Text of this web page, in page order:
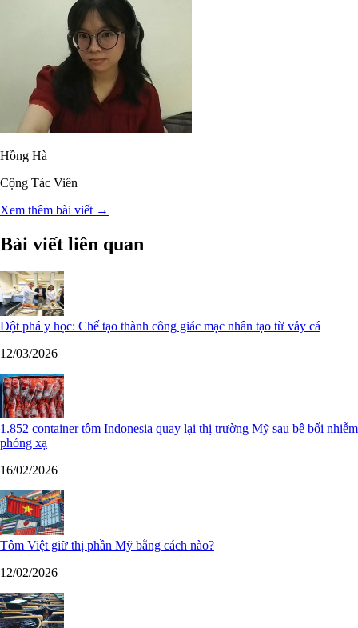
Hồng Hà
Cộng Tác Viên
Xem thêm bài viết →
Bài viết liên quan
Đột phá y học: Chế tạo thành công giác mạc nhân tạo từ vảy cá
12/03/2026
1.852 container tôm Indonesia quay lại thị trường Mỹ sau bê bối nhiễm
phóng xạ
16/02/2026
Tôm Việt giữ thị phần Mỹ bằng cách nào?
12/02/2026